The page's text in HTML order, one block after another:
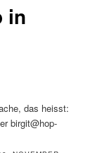
in
das heisst:
birgit@hop-